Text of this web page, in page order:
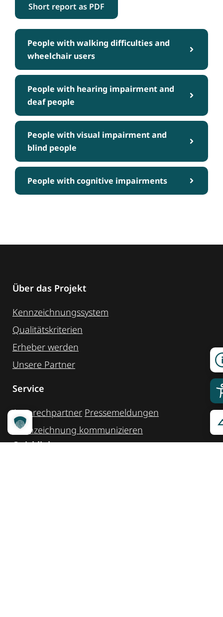
Short report as PDF
People with walking difficulties and
wheelchair users
People with hearing impairment and
deaf people
People with visual impairment and
blind people
People with cognitive impairments
Über das Projekt
Kennzeichnungssystem
Qualitätskriterien
Erheber werden
Unsere Partner
Service
Ansprechpartner Pressemeldungen
Kennzeichnung ­kommunizieren
Quicklinks